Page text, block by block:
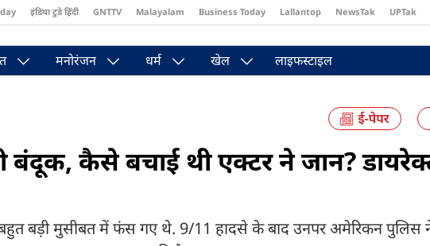
इंडिया टुडे हिंदी GNTTV Malayalam Business Today Lallantop NewsTak UPTak
मनोरंजन धर्म खेल लाइफस्टाइल
बंदूक, कैसे बचाई थी एक्टर ने जान?
बहुत बड़ी मुसीबत में फंस गए थे. 9/11 हादसे के बाद उनपर अमेरिकन पुलिस